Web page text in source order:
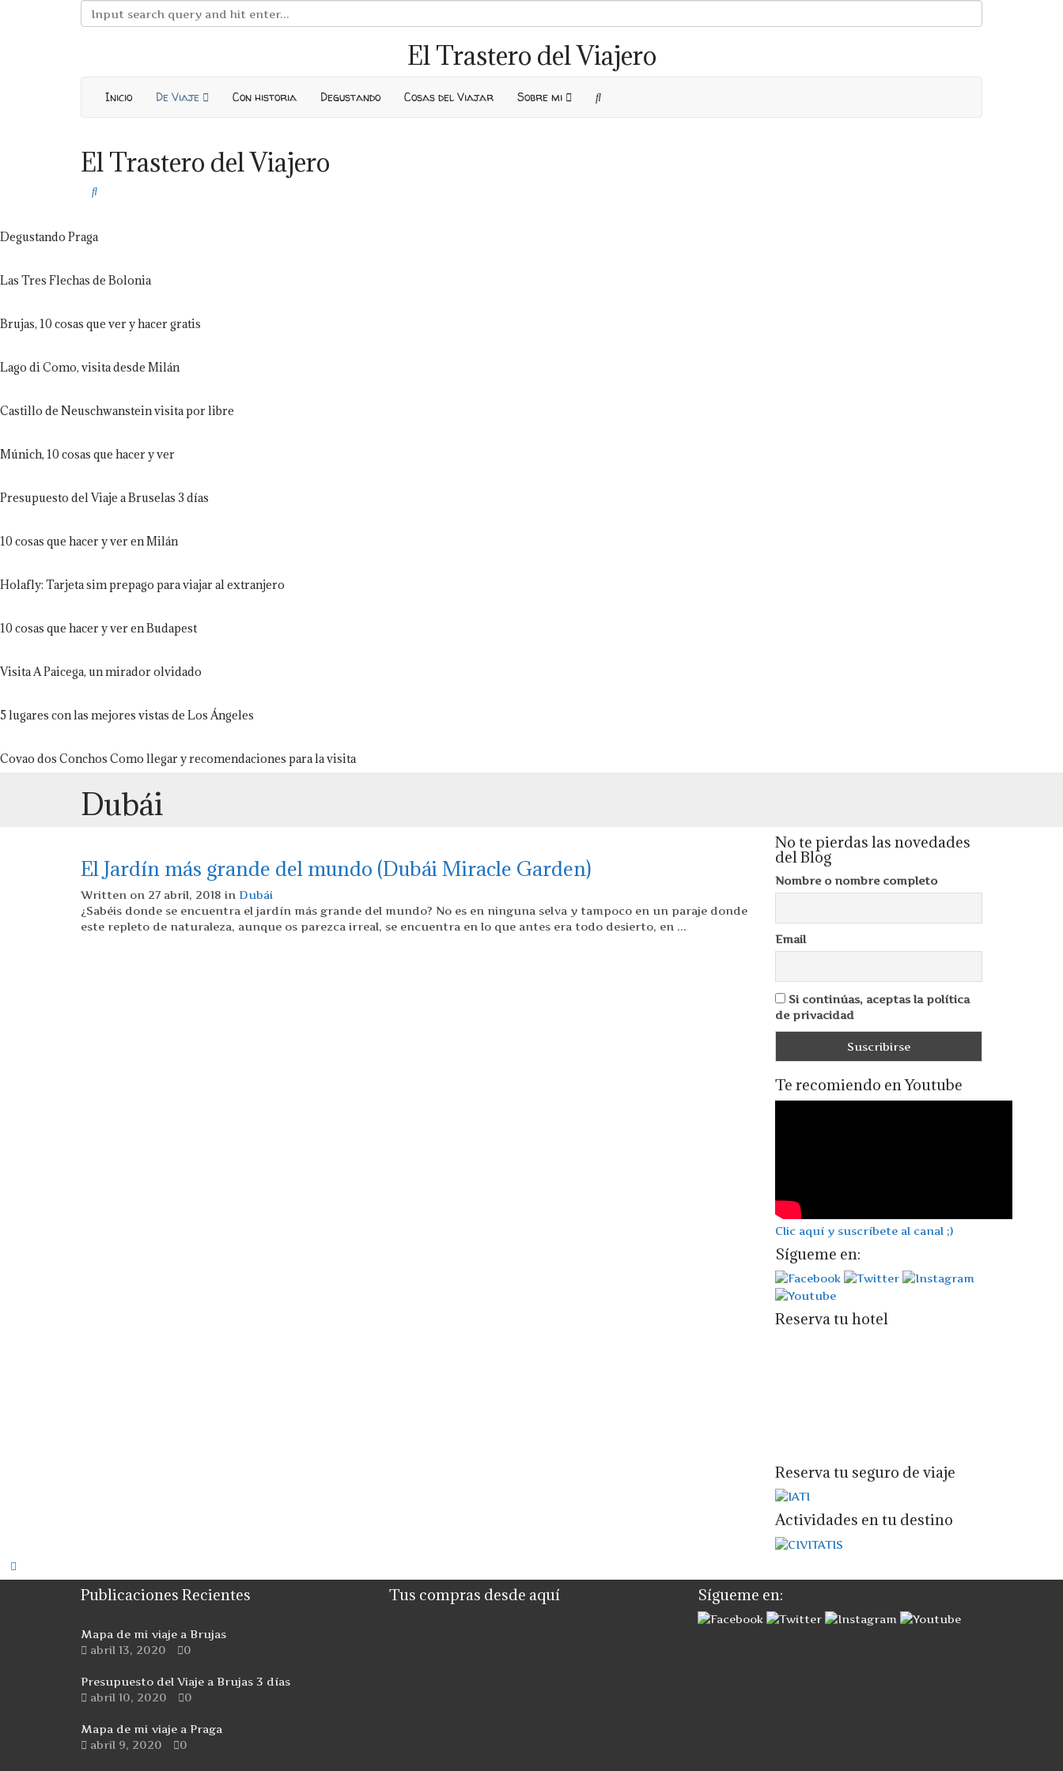
El Trastero del Viajero
Inicio De Viaje Con historia Degustando Cosas del Viajar Sobre mi
El Trastero del Viajero
Degustando Praga
Las Tres Flechas de Bolonia
Brujas, 10 cosas que ver y hacer gratis
Lago di Como, visita desde Milán
Castillo de Neuschwanstein visita por libre
Múnich, 10 cosas que hacer y ver
Presupuesto del Viaje a Bruselas 3 días
10 cosas que hacer y ver en Milán
Holafly: Tarjeta sim prepago para viajar al extranjero
10 cosas que hacer y ver en Budapest
Visita A Paicega, un mirador olvidado
5 lugares con las mejores vistas de Los Ángeles
Covao dos Conchos Como llegar y recomendaciones para la visita
Dubái
El Jardín más grande del mundo (Dubái Miracle Garden)
Written on 27 abril, 2018 in Dubái
¿Sabéis donde se encuentra el jardín más grande del mundo? No es en ninguna selva y tampoco en un paraje donde
este repleto de naturaleza, aunque os parezca irreal, se encuentra en lo que antes era todo desierto, en ...
No te pierdas las novedades
del Blog
Nombre o nombre completo
Email
Si continúas, aceptas la política
de privacidad
Te recomiendo en Youtube
Clic aquí y suscríbete al canal ;)
Sígueme en:
Reserva tu hotel
Reserva tu seguro de viaje
Actividades en tu destino
Publicaciones Recientes
Mapa de mi viaje a Brujas
abril 13, 2020
0
Presupuesto del Viaje a Brujas 3 días
abril 10, 2020
0
Mapa de mi viaje a Praga
abril 9, 2020
0
Tus compras desde aquí Sígueme en: